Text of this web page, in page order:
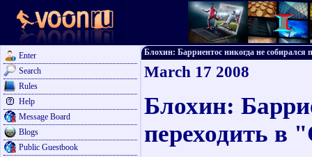
Enter
Search
Rules
Help
Message Board
Blogs
Public Guestbook
Блохин: Барриентос никогда не собирался
March 17 2008
Блохин:
переходить в